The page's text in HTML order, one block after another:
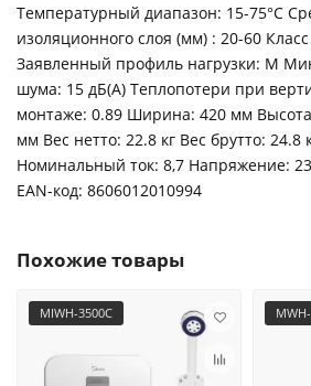
Температурный диапазон: 15-75°C
изоляционного слоя (мм) : 20-60
Заявленный профиль нагрузки: M
шума: 15 дБ(А) Теплопотери при
монтаже: 0.89 Ширина: 420 мм
мм Вес нетто: 22.8 кг Вес брутто: 24.8
Номинальный ток: 8,7 Напряжение:
ЕАN-код: 8606012010994
Похожие товары
MIWH-3500C